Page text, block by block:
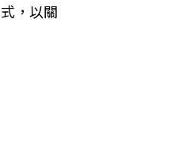
，以關